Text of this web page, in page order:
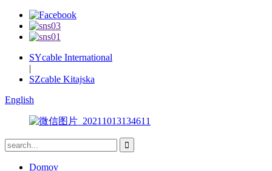
SYcable International
|
SZcable Kitajska
English
Domov